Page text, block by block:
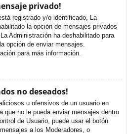
privado!
registrado y/o identificado, La
la opción de mensajes privados
Administración ha deshabilitado para
opción de enviar mensajes.
para más información.
no deseados!
u ofensivos de un usuario en
que no le pueda enviar mensajes dentro
de Usuario, puede usar el botón
a los Moderadores, o